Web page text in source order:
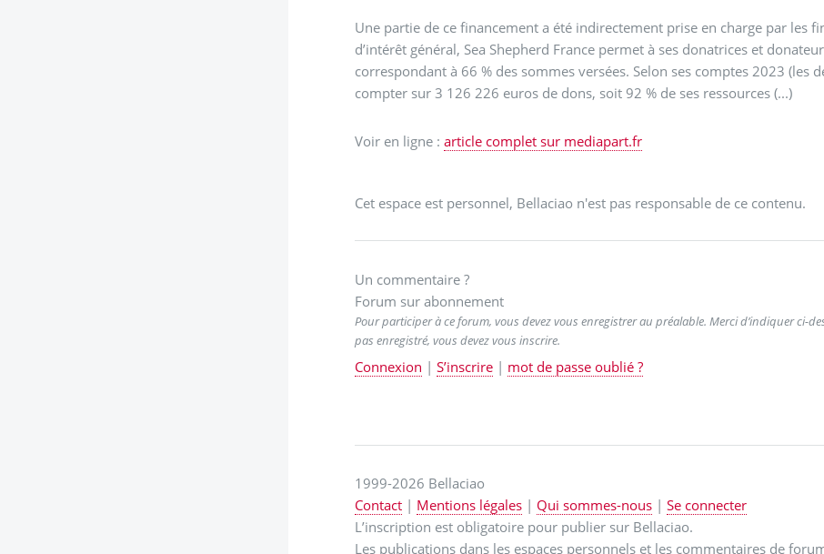
Une partie de ce financement a été indirectement prise en charge par les
d’intérêt général, Sea Shepherd France permet à ses donatrices et
correspondant à 66 % des sommes versées. Selon ses comptes 2023 (les
compter sur 3 126 226 euros de dons, soit 92 % de ses ressources (...)
Voir en ligne :article complet sur mediapart.fr
Cet espace est personnel, Bellaciao n'est pas responsable de ce contenu.
Un commentaire ?
Forum sur abonnement
Pour participer à ce forum, vous devez vous enregistrer au préalable. Merci d’indiquer ci-
pas enregistré, vous devez vous inscrire.
Connexion |S’inscrire | mot de passe oublié ?
1999-2026 Bellaciao
Contact | Mentions légales | Qui sommes-nous |Se connecter
L’inscription est obligatoire pour publier sur Bellaciao.
Les publications dans les espaces personnels et les commentaires de